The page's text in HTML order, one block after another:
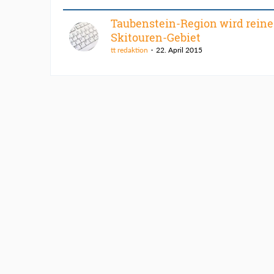
Taubenstein-Region wird
Skitouren-Gebiet
tt redaktion 22. April 2015